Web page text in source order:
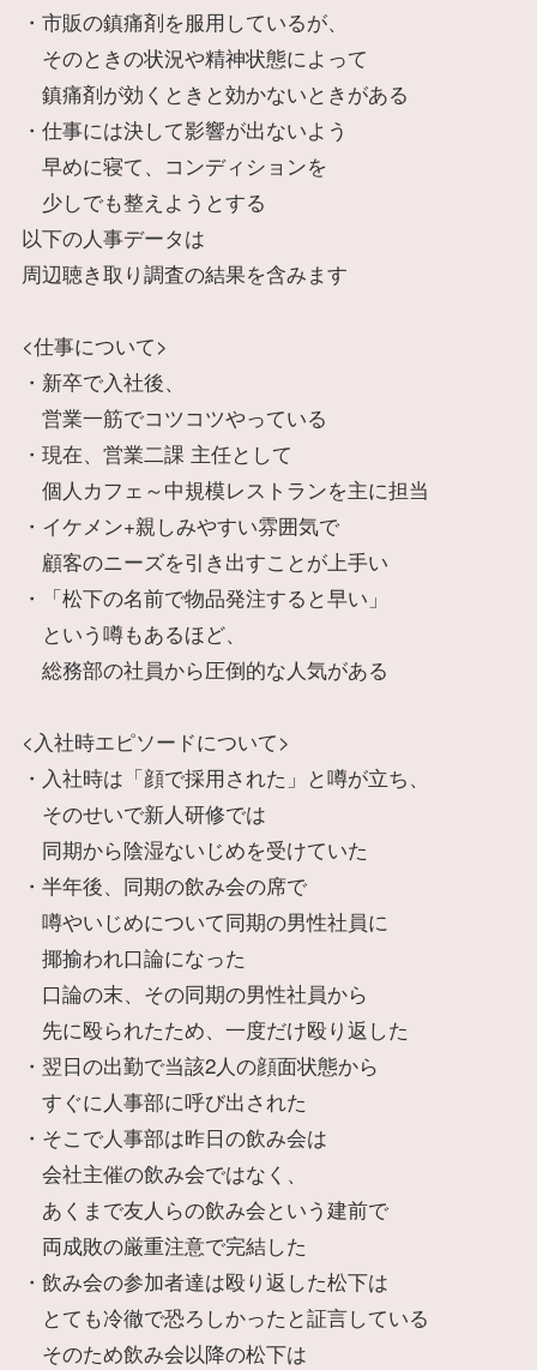
・市販の鎮痛剤を服用しているが、
そのときの状況や精神状態によって
鎮痛剤が効くときと効かないときがある
・仕事には決して影響が出ないよう
早めに寝て、コンディションを
少しでも整えようとする
以下の人事データは
周辺聴き取り調査の結果を含みます
<仕事について>
・新卒で入社後、
営業一筋でコツコツやっている
・現在、営業二課 主任として
個人カフェ～中規模レストランを主に担当
・イケメン+親しみやすい雰囲気で
顧客のニーズを引き出すことが上手い
・「松下の名前で物品発注すると早い」
という噂もあるほど、
総務部の社員から圧倒的な人気がある
<入社時エピソードについて>
・入社時は「顔で採用された」と噂が立ち、
そのせいで新人研修では
同期から陰湿ないじめを受けていた
・半年後、同期の飲み会の席で
噂やいじめについて同期の男性社員に
揶揄われ口論になった
口論の末、その同期の男性社員から
先に殴られたため、一度だけ殴り返した
・翌日の出勤で当該2人の顔面状態から
すぐに人事部に呼び出された
・そこで人事部は昨日の飲み会は
会社主催の飲み会ではなく、
あくまで友人らの飲み会という建前で
両成敗の厳重注意で完結した
・飲み会の参加者達は殴り返した松下は
とても冷徹で恐ろしかったと証言している
そのため飲み会以降の松下は